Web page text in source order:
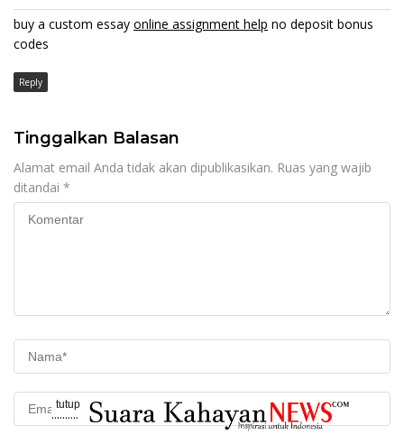
buy a custom essay online assignment help no deposit bonus
codes
Reply
Tinggalkan Balasan
Alamat email Anda tidak akan dipublikasikan. Ruas yang wajib
ditandai *
tutup
..........